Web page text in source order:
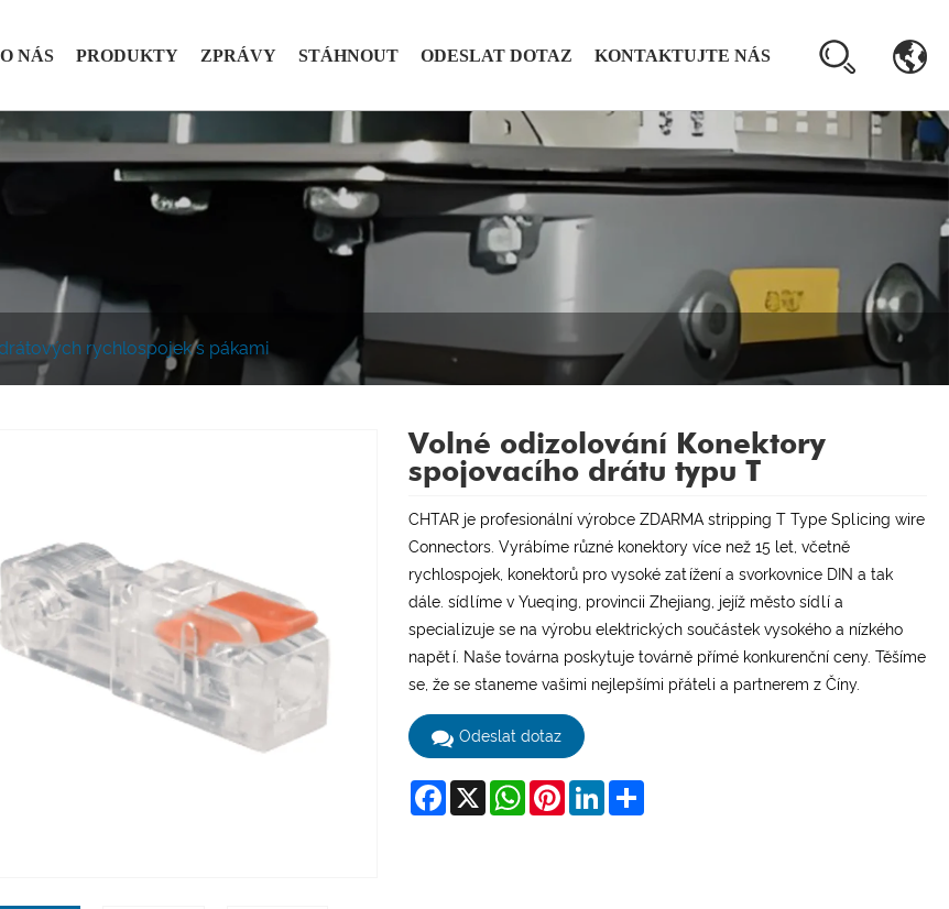
O NÁS PRODUKTY ZPRÁVY STÁHNOUT ODESLAT DOTAZ KONTAKTUJTE NÁS
rychlospojek s pákami
Volné odizolování Konektory
spojovacího drátu typu T
CHTAR je profesionální výrobce ZDARMA stripping T Type Splicing wire
Connectors. Vyrábíme různé konektory více než 15 let, včetně
rychlospojek, konektorů pro vysoké zatížení a svorkovnice DIN a tak
dále. sídlíme v Yueqing, provincii Zhejiang, jejíž město sídlí a
specializuje se na výrobu elektrických součástek vysokého a nízkého
napětí. Naše továrna poskytuje továrně přímé konkurenční ceny. Těšíme
se, že se staneme vašimi nejlepšími přáteli a partnerem z Číny.
Odeslat dotaz
Facebook
X WhatsAppPinterestLinkedInShare